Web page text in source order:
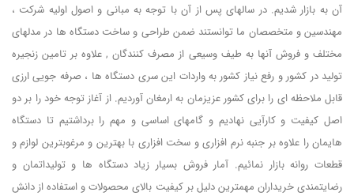
آن به بازار شدیم. در سالهای پس از آن با توجه به مبانی و اصول اولیه شرکت ،
مهندسین و متخصصان ما توانستند ضمن طراحی و ساخت دستگاه ها در مدلهای
مختلف و فروش آنها به طیف وسیعی از مصرف کنندگان , علاوه بر تامین زنجیره
تولید در کشور و رفع نیاز کشور به واردات این سری دستگاه ها ، صرفه جویی ارزی
قابل ملاحظه ای را برای کشور عزیزمان به ارمغان آوردیم. از آغاز توجه خود را بر دو
اصل کیفیت و کارآیی نهادیم و گامهای اساسی و مهم را برداشتیم تا دستگاه
هایمان را علاوه بر جنبه نرم افزاری و سخت افزاری با بهترین و مرغوبترین لوازم و
قطعات روانه بازار نمائیم. آمار فروش بسیار زیاد دستگاه ها و تولیداتمان و
رضایتمندی خریداران مهمترین دلیل بر کیفیت بالای محصولات و استفاده از دانش